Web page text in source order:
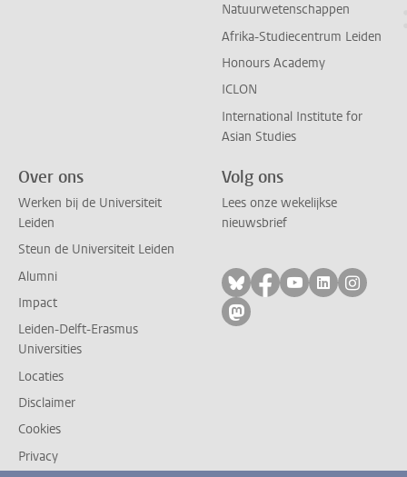
Natuurwetenschappen
Afrika-Studiecentrum Leiden
Honours Academy
ICLON
International Institute for
Asian Studies
Over ons
Werken bij de Universiteit
Leiden
Steun de Universiteit Leiden
Alumni
Impact
Leiden-Delft-Erasmus
Universities
Locaties
Disclaimer
Cookies
Privacy
Volg ons
Lees onze wekelijkse
nieuwsbrief
Volg ons op bluesky
Volg ons op
Volg ons op
Volg ons
Volg
Volg ons op mastodon